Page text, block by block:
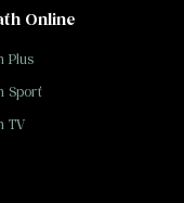
Online
Plus
Sport
TV